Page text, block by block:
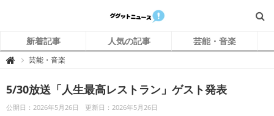
新着記事 人気の記事 芸能・音楽
 グ
ニ
ュ
ー
ス
芸能・音楽
5/30放送「人生最高レストラン」ゲスト発表
公開日：2026年5月26日 更新日：2026年5月26日